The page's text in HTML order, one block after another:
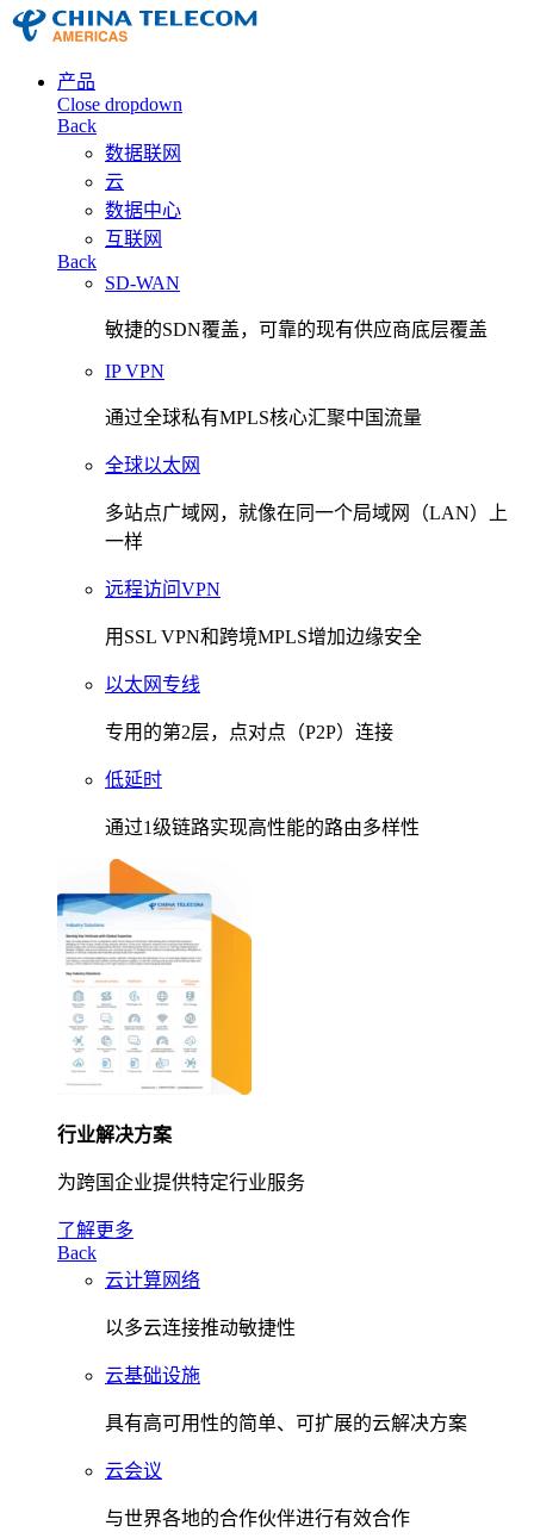
产品
Close dropdown
Back
数据联网
云
数据中心
互联网
Back
SD-WAN
敏捷的SDN覆盖，可靠的现有供应商底层覆盖
IP VPN
通过全球私有MPLS核心汇聚中国流量
全球以太网
多站点广域网，就像在同一个局域网（LAN）上
一样
远程访问VPN
用SSL VPN和跨境MPLS增加边缘安全
以太网专线
专用的第2层，点对点（P2P）连接
低延时
通过1级链路实现高性能的路由多样性
行业解决方案
为跨国企业提供特定行业服务
了解更多
Back
云计算网络
以多云连接推动敏捷性
云基础设施
具有高可用性的简单、可扩展的云解决方案
云会议
与世界各地的合作伙伴进行有效合作